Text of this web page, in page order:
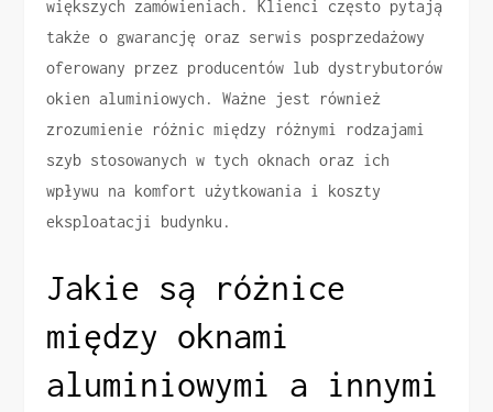
większych zamówieniach. Klienci często pytają
także o gwarancję oraz serwis posprzedażowy
oferowany przez producentów lub dystrybutorów
okien aluminiowych. Ważne jest również
zrozumienie różnic między różnymi rodzajami
szyb stosowanych w tych oknach oraz ich
wpływu na komfort użytkowania i koszty
eksploatacji budynku.
Jakie są różnice
między oknami
aluminiowymi a innymi